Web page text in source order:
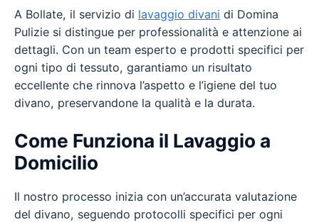
A Bollate, il servizio di lavaggio divani di Domina
Pulizie si distingue per professionalità e attenzione ai
dettagli. Con un team esperto e prodotti specifici per
ogni tipo di tessuto, garantiamo un risultato
eccellente che rinnova l’aspetto e l’igiene del tuo
divano, preservandone la qualità e la durata.
Come Funziona il Lavaggio a
Domicilio
Il nostro processo inizia con un’accurata valutazione
del divano, seguendo protocolli specifici per ogni